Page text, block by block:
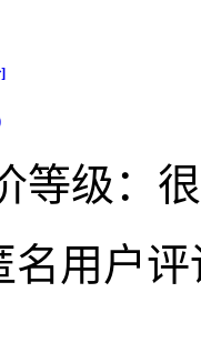
等级：
名用户